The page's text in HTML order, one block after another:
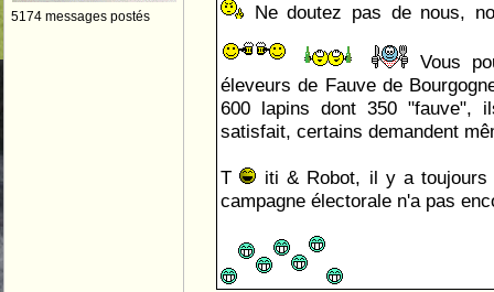
5174 messages postés Ne doutez pas de nous,
Vous
éleveurs de Fauve de
600 lapins dont 350 "fauve",
satisfait, certains demandent
T
iti & Robot, il y a
campagne électorale n'a pas